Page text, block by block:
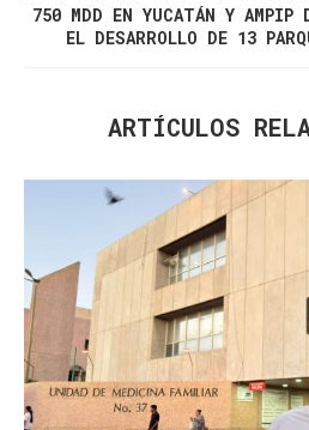
750 MDD EN YUCATÁN Y AMPIP
EL DESARROLLO DE 13
ARTÍCULOS